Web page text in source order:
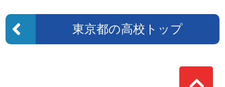
東京都の高校トップ